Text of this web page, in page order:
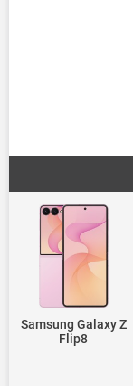
Samsung Galaxy Z
Flip8